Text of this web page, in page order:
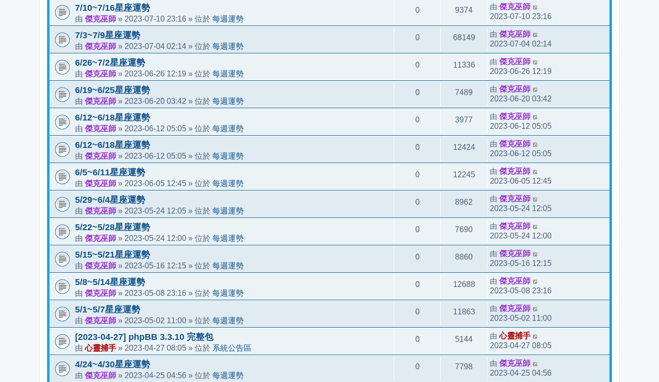
7/10~7/16星座運勢
由 傑克巫師 » 2023-07-10 23:16 » 位於 每週運勢
0 9374 由 傑克巫師
2023-07-10 23:16
7/3~7/9星座運勢
由 傑克巫師 » 2023-07-04 02:14 » 位於 每週運勢
0 68149 由 傑克巫師
2023-07-04 02:14
6/26~7/2星座運勢
由 傑克巫師 » 2023-06-26 12:19 » 位於 每週運勢
0 11336 由 傑克巫師
2023-06-26 12:19
6/19~6/25星座運勢
由 傑克巫師 » 2023-06-20 03:42 » 位於 每週運勢
0 7489 由 傑克巫師
2023-06-20 03:42
6/12~6/18星座運勢
由 傑克巫師 » 2023-06-12 05:05 » 位於 每週運勢
0 3977 由 傑克巫師
2023-06-12 05:05
6/12~6/18星座運勢
由 傑克巫師 » 2023-06-12 05:05 » 位於 每週運勢
0 12424 由 傑克巫師
2023-06-12 05:05
6/5~6/11星座運勢
由 傑克巫師 » 2023-06-05 12:45 » 位於 每週運勢
0 12245 由 傑克巫師
2023-06-05 12:45
5/29~6/4星座運勢
由 傑克巫師 » 2023-05-24 12:05 » 位於 每週運勢
0 8962 由 傑克巫師
2023-05-24 12:05
5/22~5/28星座運勢
由 傑克巫師 » 2023-05-24 12:00 » 位於 每週運勢
0 7690 由 傑克巫師
2023-05-24 12:00
5/15~5/21星座運勢
由 傑克巫師 » 2023-05-16 12:15 » 位於 每週運勢
0 8860 由 傑克巫師
2023-05-16 12:15
5/8~5/14星座運勢
由 傑克巫師 » 2023-05-08 23:16 » 位於 每週運勢
0 12688 由 傑克巫師
2023-05-08 23:16
5/1~5/7星座運勢
由 傑克巫師 » 2023-05-02 11:00 » 位於 每週運勢
0 11863 由 傑克巫師
2023-05-02 11:00
[2023-04-27] phpBB 3.3.10 完整包
由心靈捕手 » 2023-04-27 08:05 » 位於 系統公告區
0 5144 由心靈捕手
2023-04-27 08:05
4/24~4/30星座運勢
由 傑克巫師 » 2023-04-25 04:56 » 位於 每週運勢
0 7798 由 傑克巫師
2023-04-25 04:56